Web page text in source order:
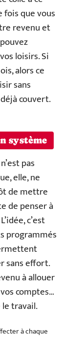
fois que vous
revenu et
loisirs. Si
alors ce
sans
couvert.
système
pas
elle, ne
de mettre
de penser à
c’est
programmés
sans effort.
à allouer
comptes…
travail.
à chaque